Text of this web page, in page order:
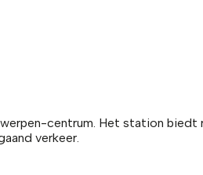
centrum. Het station
verkeer.